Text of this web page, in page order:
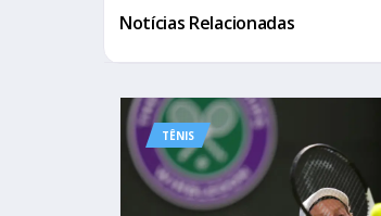
Notícias Relacionadas
TÊNIS